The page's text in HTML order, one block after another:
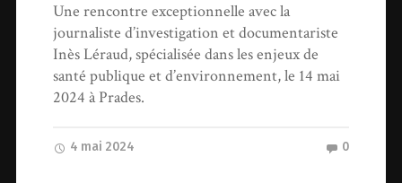
Une rencontre exceptionnelle avec la
journaliste d’investigation et documentariste
Inès Léraud, spécialisée dans les enjeux de
santé publique et d’environnement, le 14 mai
2024 à Prades.
4 mai 2024 0